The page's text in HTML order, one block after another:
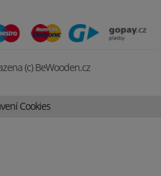
(c) BeWooden.cz
Cookies